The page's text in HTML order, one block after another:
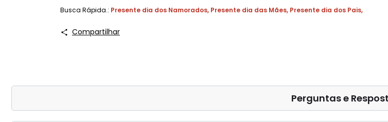
Busca Rápida.: Presente dia dos Namorados, Presente dia das Mães, Presente dia dos Pais,
Compartilhar
Perguntas e